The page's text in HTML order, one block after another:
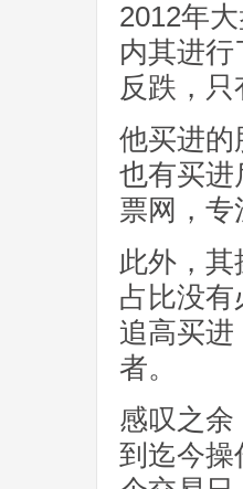
2012年
内其进
反跌，
他买进的
也有买进
票网，
此外，
占比没
追高买进
者。
感叹之
到迄今操